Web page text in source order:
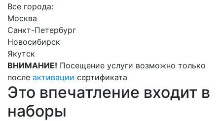
Все города:
Москва
Санкт-Петербург
Новосибирск
Якутск
ВНИМАНИЕ! Посещение услуги возможно только
после активации сертификата
Это впечатление входит в
наборы